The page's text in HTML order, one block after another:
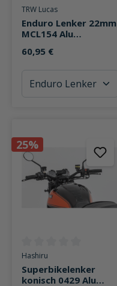
Durchschnittliche
TRW Lucas
Enduro Lenker 22mm
MCL154 Alu
60,95 €
25%
Durchschnittliche
Hashiru
Superbikelenker
konisch 0429 Alu